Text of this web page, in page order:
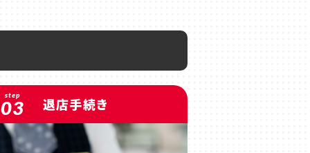
step
03 退店手続き